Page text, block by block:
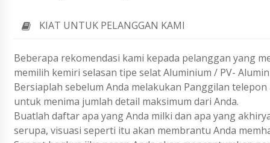
KIAT UNTUK PELANGGAN KAMI
Beberapa rekomendasi kami kepada pelanggan yang
memilih kemiri selasan tipe selat Aluminium / PV-
Bersiaplah sebelum Anda melakukan Panggilan
untuk menima jumlah detail maksimum dari Anda.
Buatlah daftar apa yang Anda milki dan apa yang
serupa, visuasi seperti itu akan membrantu Anda